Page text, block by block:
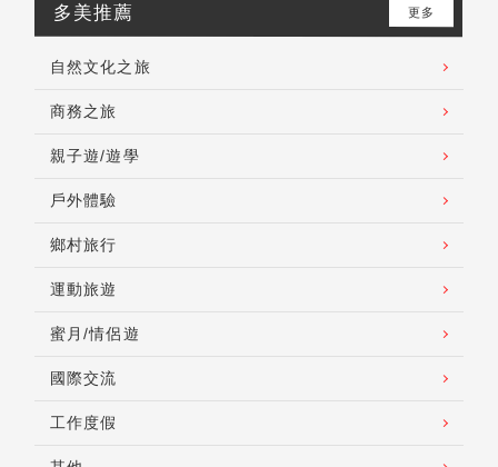
多美推薦 更多
自然文化之旅
商務之旅
親子遊/遊學
戶外體驗
鄉村旅行
運動旅遊
蜜月/情侶遊
國際交流
工作度假